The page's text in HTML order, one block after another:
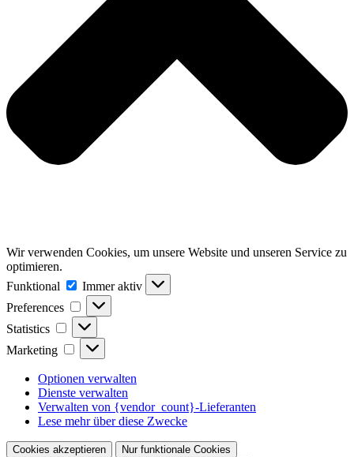
Wir verwenden Cookies, um unsere Website und unseren Service zu
optimieren.
Funktional
Funktional
Immer aktiv
Preferences
Preferences
Statistics Statistics
Marketing Marketing
Optionen verwalten
Dienste verwalten
Verwalten von {vendor_count}-Lieferanten
Lese mehr über diese Zwecke
Cookies akzeptieren
Nur funktionale Cookies